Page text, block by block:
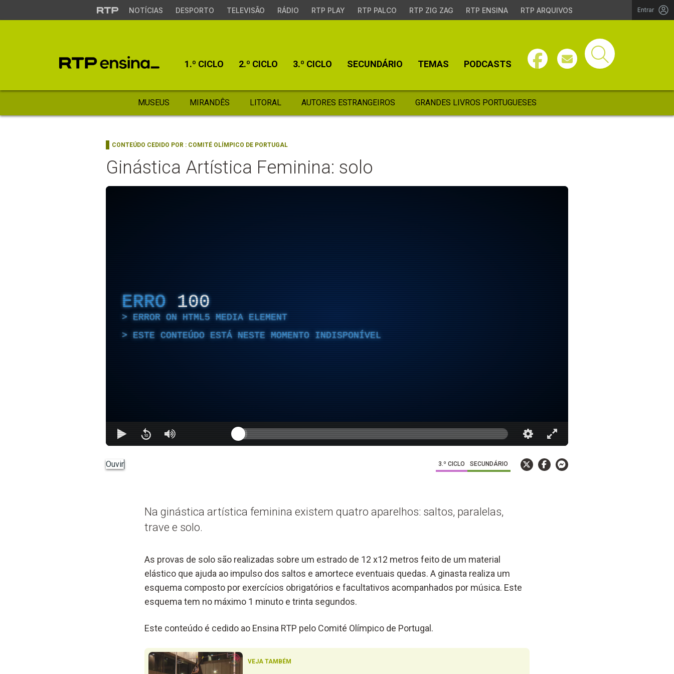
NOTÍCIAS DESPORTO TELEVISÃO RÁDIO RTP PLAY RTP PALCO RTP ZIG ZAG RTP ENSINA RTP ARQUIVOS Entrar
1.º CICLO 2.º CICLO 3.º CICLO SECUNDÁRIO TEMAS PODCASTS
MUSEUS MIRANDÊS LITORAL AUTORES ESTRANGEIROS GRANDES LIVROS PORTUGUESES
CONTEÚDO CEDIDO POR : COMITÉ OLÍMPICO DE PORTUGAL
Ginástica Artística Feminina: solo
ERRO 100
ERROR ON HTML5 MEDIA ELEMENT
ESTE CONTEÚDO ESTÁ NESTE MOMENTO INDISPONÍVEL
Ouvir 3.º CICLO SECUNDÁRIO
Na ginástica artística feminina existem quatro aparelhos: saltos, paralelas,
trave e solo.
As provas de solo são realizadas sobre um estrado de 12 x12 metros feito de um material
elástico que ajuda ao impulso dos saltos e amortece eventuais quedas. A ginasta realiza um
esquema composto por exercícios obrigatórios e facultativos acompanhados por música. Este
esquema tem no máximo 1 minuto e trinta segundos.
Este conteúdo é cedido ao Ensina RTP pelo Comité Olímpico de Portugal.
VEJA TAMBÉM